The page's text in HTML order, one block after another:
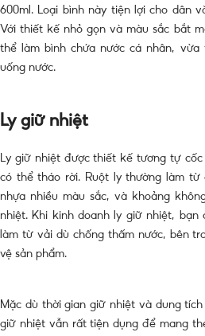
600ml. Loại bình này tiện lợi cho dân
Với thiết kế nhỏ gọn và màu sắc bắt
thể làm bình chứa nước cá nhân,
uống nước.
Ly giữ nhiệt
Ly giữ nhiệt được thiết kế tương tự
có thể tháo rời. Ruột ly thường làm từ
nhựa nhiều màu sắc, và khoảng
nhiệt. Khi kinh doanh ly giữ nhiệt,
làm từ vải dù chống thấm nước, bên
vệ sản phẩm.
Mặc dù thời gian giữ nhiệt và dung
giữ nhiệt vẫn rất tiện dụng để mang